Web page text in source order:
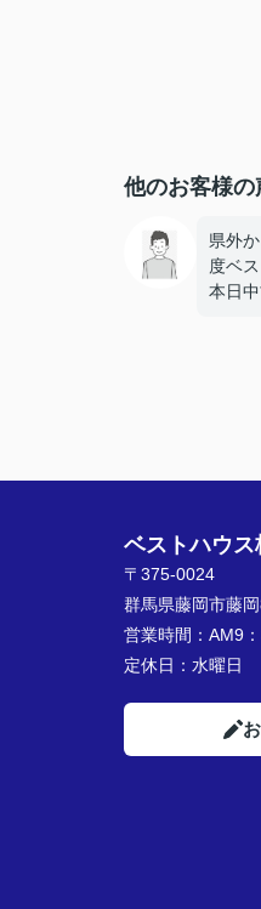
他のお客様の
県外
度ベ
本日
ベストハウス
〒375-0024
群馬県藤岡市藤
営業時間： AM9
定休日： 水曜日